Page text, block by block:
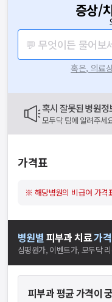
증상/
💬 무엇이든 물어보
혹은, 의료
혹시 잘못된 병원정
모두닥 팀에 알려주세
가격표
※ 해당병원의 비급여 가격
병원별 피부과치료가
심평원가, 이벤트가, 모두닥
피부과평균 가격이